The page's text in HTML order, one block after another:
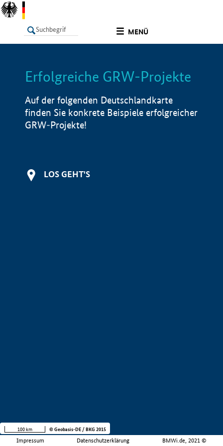
MENÜ
LISTE Info
Erfolgreiche GRW-Projekte
Auf der folgenden Deutschlandkarte
finden Sie konkrete Beispiele erfolgreicher
GRW-Projekte!
LOS GEHT'S
Impressum Datenschutzerklärung BMWi.de, 2021 ©
100 km © Geobasis-DE / BKG 2015